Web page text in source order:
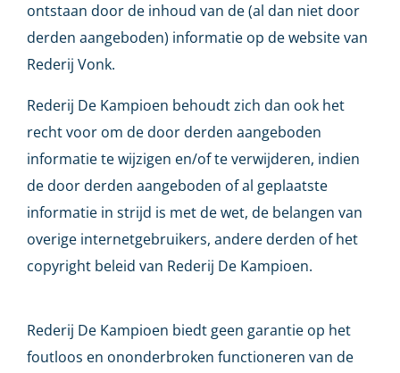
ontstaan door de inhoud van de (al dan niet door
derden aangeboden) informatie op de website van
Rederij Vonk.
Rederij De Kampioen behoudt zich dan ook het
recht voor om de door derden aangeboden
informatie te wijzigen en/of te verwijderen, indien
de door derden aangeboden of al geplaatste
informatie in strijd is met de wet, de belangen van
overige internetgebruikers, andere derden of het
copyright beleid van Rederij De Kampioen.
Rederij De Kampioen biedt geen garantie op het
foutloos en ononderbroken functioneren van de